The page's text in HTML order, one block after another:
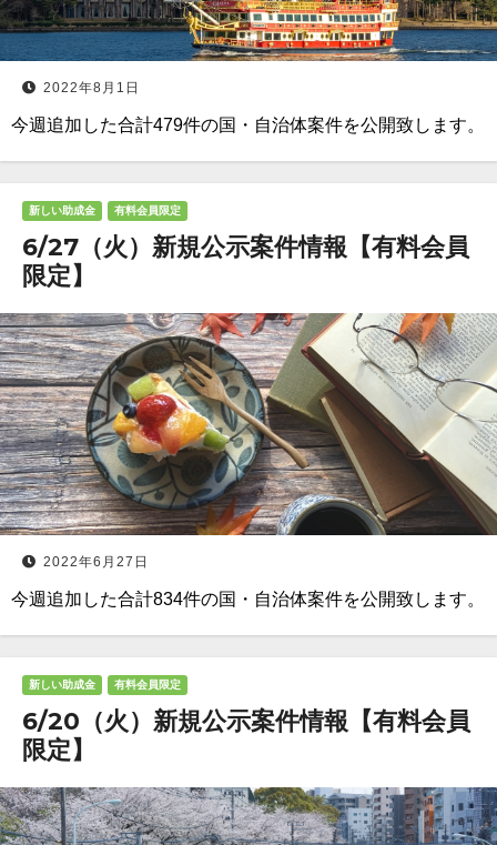
2022年8月1日
今週追加した合計479件の国・自治体案件を公開致します。
新しい助成金 有料会員限定
6/27（火）新規公示案件情報【有料会員
限定】
2022年6月27日
今週追加した合計834件の国・自治体案件を公開致します。
新しい助成金 有料会員限定
6/20（火）新規公示案件情報【有料会員
限定】